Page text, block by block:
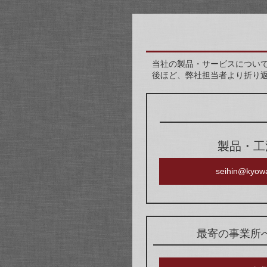
当社の製品・サービスについ
後ほど、弊社担当者より折り
製品・
最寄の事業所